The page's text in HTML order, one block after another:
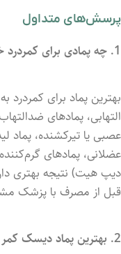
پرسش‌های متداول
1. چه پمادی برای کمردرد خوبه؟
بهترین پماد برای کمردرد
التهابی، پمادهای
عصبی یا تیرکشنده، پماد
عضلانی، پمادهای
دیپ هیت) نتیجه بهتری
قبل از مصرف با پزشک
2. بهترین پماد دیسک کمر کدام است؟